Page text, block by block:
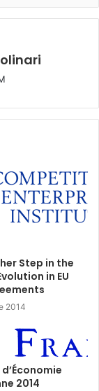
Step in the
in EU
2014
2014